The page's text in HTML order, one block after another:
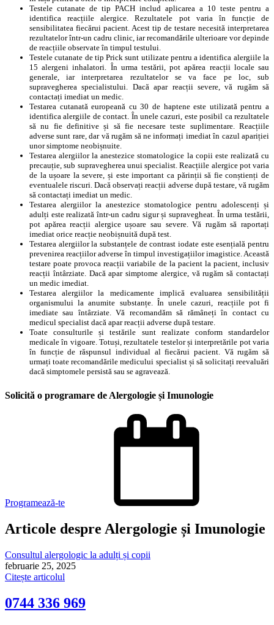
Testele cutanate de tip PACH includ aplicarea a 10 teste pentru a
identifica reacțiile alergice. Rezultatele pot varia în funcție de
sensibilitatea fiecărui pacient. Acest tip de testare necesită interpretarea
rezultatelor într-un cadru clinic, iar recomandările ulterioare vor depinde
de reacțiile observate în timpul testului.
Testele cutanate de tip Prick sunt utilizate pentru a identifica alergiile la
15 alergeni inhalatori. În urma testării, pot apărea reacții locale sau
generale, iar interpretarea rezultatelor se va face pe loc, sub
supravegherea specialistului. Dacă apar reacții severe, vă rugăm să
contactați imediat un medic.
Testarea cutanată europeană cu 30 de haptene este utilizată pentru a
identifica alergiile de contact. În unele cazuri, este posibil ca rezultatele
să nu fie definitive și să fie necesare teste suplimentare. Reacțiile
adverse sunt rare, dar vă rugăm să ne informați imediat în cazul apariției
unor simptome neobișnuite.
Testarea alergiilor la anestezice stomatologice la copii este realizată cu
precauție, sub supravegherea unui specialist. Reacțiile alergice pot varia
de la ușoare la severe, și este important ca părinții să fie conștienți de
eventualele riscuri. Dacă observați reacții adverse după testare, vă rugăm
să contactați imediat un medic.
Testarea alergiilor la anestezice stomatologice pentru adolescenți și
adulți este realizată într-un cadru sigur și supravegheat. În urma testării,
pot apărea reacții alergice ușoare sau severe. Vă rugăm să raportați
imediat orice reacție neobișnuită după test.
Testarea alergiilor la substanțele de contrast iodate este esențială pentru
prevenirea reacțiilor adverse în timpul investigațiilor imagistice. Această
testare poate provoca reacții variabile de la pacient la pacient, inclusiv
reacții întârziate. Dacă apar simptome alergice, vă rugăm să contactați
un medic imediat.
Testarea alergiilor la medicamente implică evaluarea sensibilității
organismului la anumite substanțe. În unele cazuri, reacțiile pot fi
imediate sau întârziate. Vă recomandăm să rămâneți în contact cu
medicul specialist dacă apar reacții adverse după testare.
Toate consulturile și testările sunt realizate conform standardelor
medicale în vigoare. Totuși, rezultatele testelor și interpretările pot varia
în funcție de răspunsul individual al fiecărui pacient. Vă rugăm să
urmați toate recomandările medicului specialist și să solicitați reevaluări
dacă simptomele persistă sau se agravează.
Solicită o programare de Alergologie și Imunologie
Programează-te
Articole despre Alergologie și Imunologie
Consultul alergologic la adulți și copii
februarie 25, 2025
Citește articolul
0744 336 969